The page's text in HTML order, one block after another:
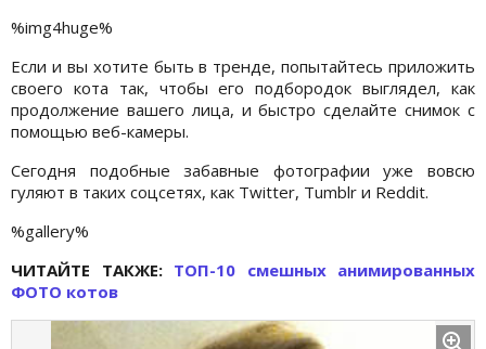
%img4huge%
Если и вы хотите быть в тренде, попытайтесь приложить
своего кота так, чтобы его подбородок выглядел, как
продолжение вашего лица, и быстро сделайте снимок с
помощью веб-камеры.
Сегодня подобные забавные фотографии уже вовсю
гуляют в таких соцсетях, как Twitter, Tumblr и Reddit.
%gallery%
ЧИТАЙТЕ ТАКЖЕ: ТОП-10 смешных анимированных
ФОТО котов